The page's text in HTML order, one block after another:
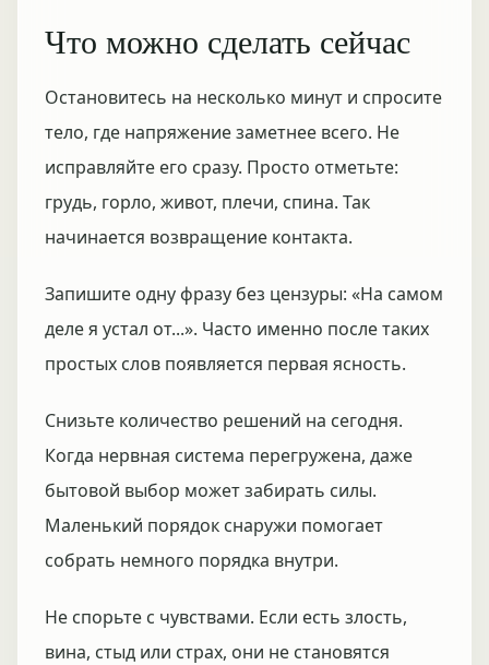
Что можно сделать сейчас
Остановитесь на несколько минут и спросите
тело, где напряжение заметнее всего. Не
исправляйте его сразу. Просто отметьте:
грудь, горло, живот, плечи, спина. Так
начинается возвращение контакта.
Запишите одну фразу без цензуры: «На самом
деле я устал от...». Часто именно после таких
простых слов появляется первая ясность.
Снизьте количество решений на сегодня.
Когда нервная система перегружена, даже
бытовой выбор может забирать силы.
Маленький порядок снаружи помогает
собрать немного порядка внутри.
Не спорьте с чувствами. Если есть злость,
вина, стыд или страх, они не становятся